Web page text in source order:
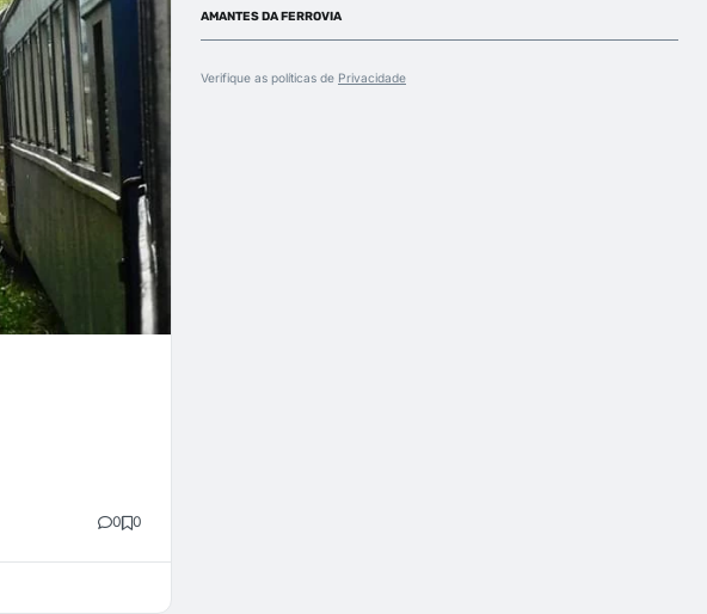
0 0
AMANTES DA FERROVIA
Verifique as políticas de Privacidade